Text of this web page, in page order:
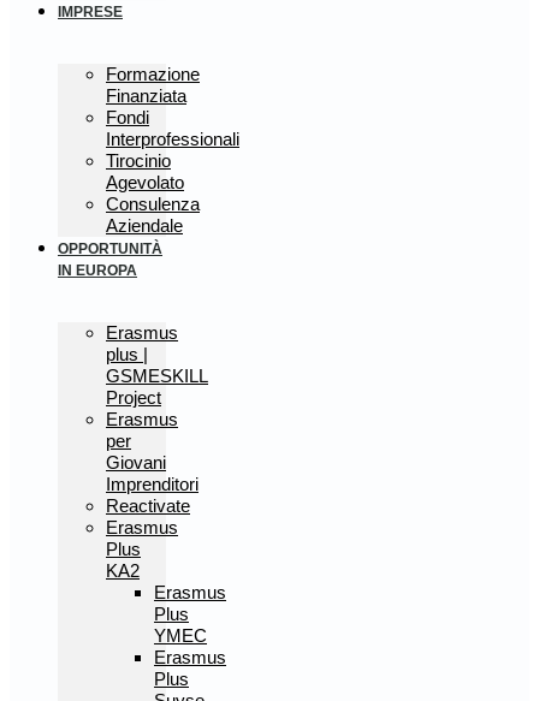
IMPRESE
Formazione
Finanziata
Fondi
Interprofessionali
Tirocinio
Agevolato
Consulenza
Aziendale
OPPORTUNITÀ
IN EUROPA
Erasmus
plus |
GSMESKILL
Project
Erasmus
per
Giovani
Imprenditori
Reactivate
Erasmus
Plus
KA2
Erasmus
Plus
YMEC
Erasmus
Plus